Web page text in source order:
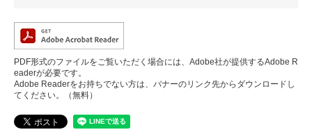
PDF形式のファイルをご覧いただく場合には、Adobe社が提供するAdobe R
eaderが必要です。
Adobe Readerをお持ちでない方は、バナーのリンク先からダウンロードし
てください。（無料）